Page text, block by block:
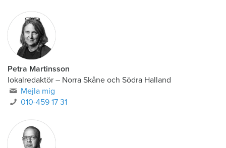
Petra Martinsson
lokalredaktör – Norra Skåne och Södra Halland
Mejla mig
010-459 17 31